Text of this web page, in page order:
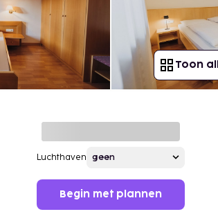
Toon
Luchthaven
Begin met plannen